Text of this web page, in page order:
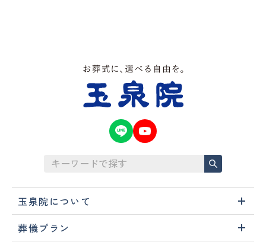
玉泉院について
葬儀プラン